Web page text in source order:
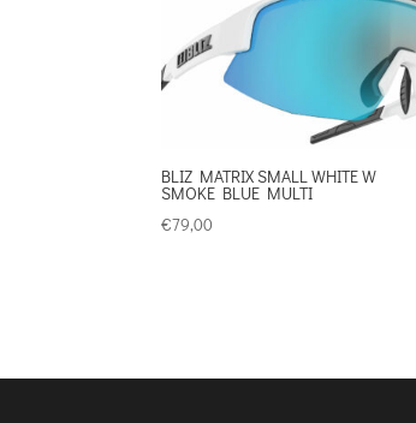
BLIZ MATRIX SMALL WHITE W
SMOKE BLUE MULTI
€79,00